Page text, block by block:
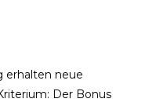
erhalten neue
Der Bonus